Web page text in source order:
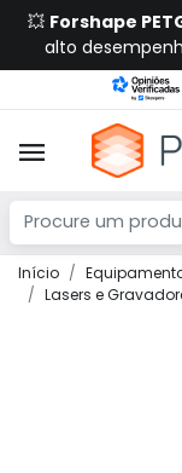
💥 Forshape
alto
Início
Lasers e